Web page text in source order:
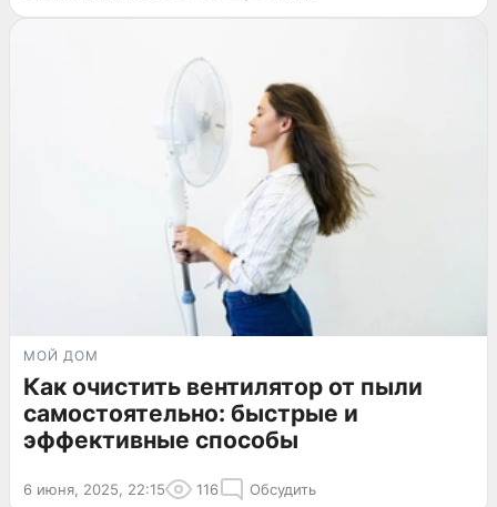
МОЙ ДОМ
Как очистить вентилятор от пыли
самостоятельно: быстрые и
эффективные способы
6 июня, 2025, 22:15 116 Обсудить